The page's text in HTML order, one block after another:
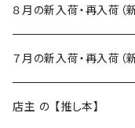
８月の新入荷・再入荷（新
新入荷
再入荷
７月の新入荷・再入荷（新
新入荷
店主 の 【推し本】